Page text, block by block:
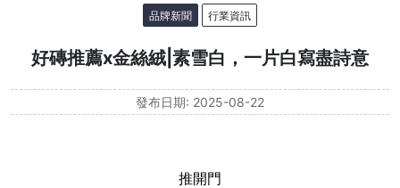
品牌新聞 行業資訊
好磚推薦x金絲絨|素雪白，一片白寫盡詩意
發布日期: 2025-08-22
推開門